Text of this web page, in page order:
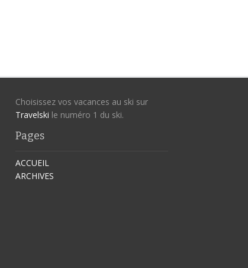
Choisissez vos vacances au ski sur
Travelski le numéro 1 du ski.
Pages
ACCUEIL
ARCHIVES